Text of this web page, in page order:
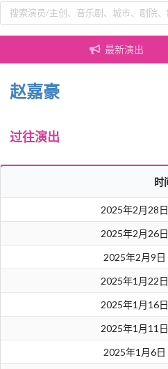
最新演出
赵嘉豪
过往演出
时
2025年2月28
2025年2月26
2025年2月9
2025年1月22
2025年1月16
2025年1月11
2025年1月6